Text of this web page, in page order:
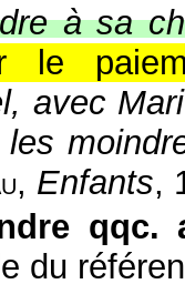
à sa
le
avec
les
, Enfants,
qqc.
du